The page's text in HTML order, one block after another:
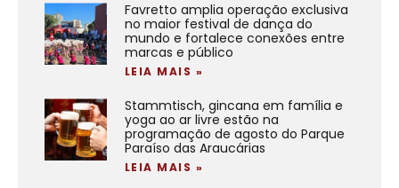
Favretto amplia operação exclusiva
no maior festival de dança do
mundo e fortalece conexões entre
marcas e público
LEIA MAIS »
Stammtisch, gincana em família e
yoga ao ar livre estão na
programação de agosto do Parque
Paraíso das Araucárias
LEIA MAIS »